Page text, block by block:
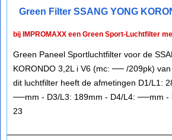
Green Filter SSANG YONG
bij IMPROMAXX een Green Sport-Luchtfilter
Green Paneel Sportluchtfilter voor de
KORONDO 3,2L i V6 (mc: ── /209pk)
dit luchtfilter heeft de afmetingen D1/L1:
──mm - D3/L3: 189mm - D4/L4: ──mm -
23